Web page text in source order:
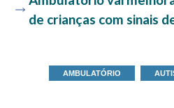
de crianças com sinais
AMBULATÓRIO